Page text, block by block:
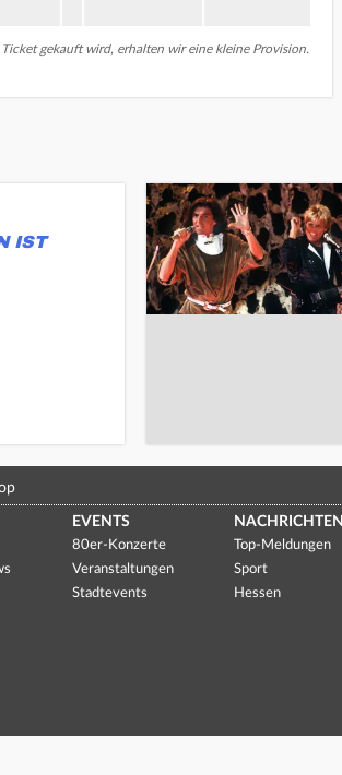
gekauft wird, erhalten wir eine kleine Provision.
IST
EVENTS
80er-Konzerte
Veranstaltungen
Stadtevents
NACHRICHTEN
Top-Meldungen
Sport
Hessen